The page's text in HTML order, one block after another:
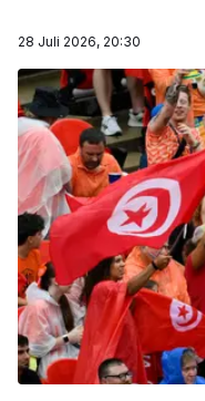
28 Juli 2026, 20:30